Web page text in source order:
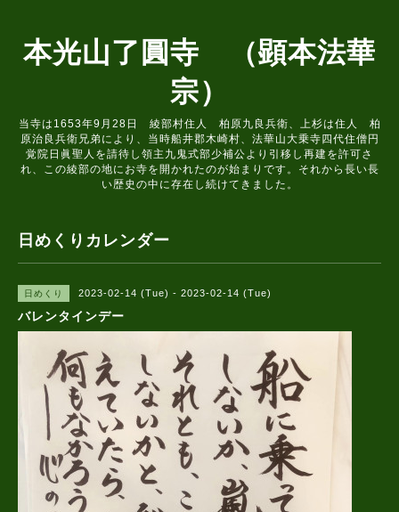
本光山了圓寺 （顕本法華
宗）
当寺は1653年9月28日 綾部村住人 柏原九良兵衛、上杉は住人 柏
原治良兵衛兄弟により、当時船井郡木崎村、法華山大乗寺四代住僧円
覚院日眞聖人を請待し領主九鬼式部少補公より引移し再建を許可さ
れ、この綾部の地にお寺を開かれたのが始まりです。それから長い長
い歴史の中に存在し続けてきました。
日めくりカレンダー
日めくり 2023-02-14 (Tue) - 2023-02-14 (Tue)
バレンタインデー